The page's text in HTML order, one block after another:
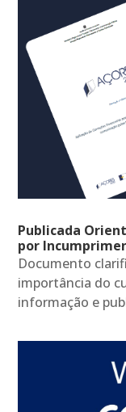
Publicada
por
Documento
importância do
informação e